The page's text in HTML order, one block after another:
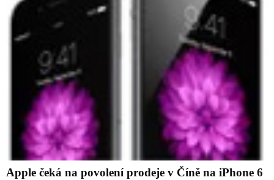
Apple čeká na povolení prodeje v Číně na iPhone 6